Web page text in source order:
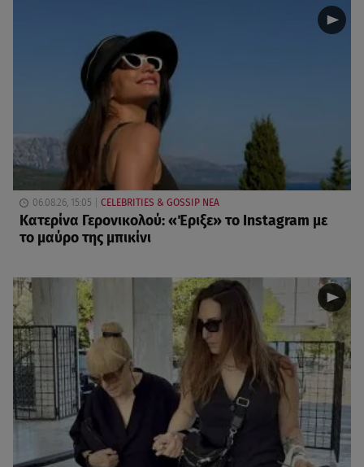
06.08.26, 15:05 CELEBRITIES & GOSSIP ΝΕΑ
Κατερίνα Γερονικολού: «Έριξε» το Instagram με
το μαύρο της μπικίνι